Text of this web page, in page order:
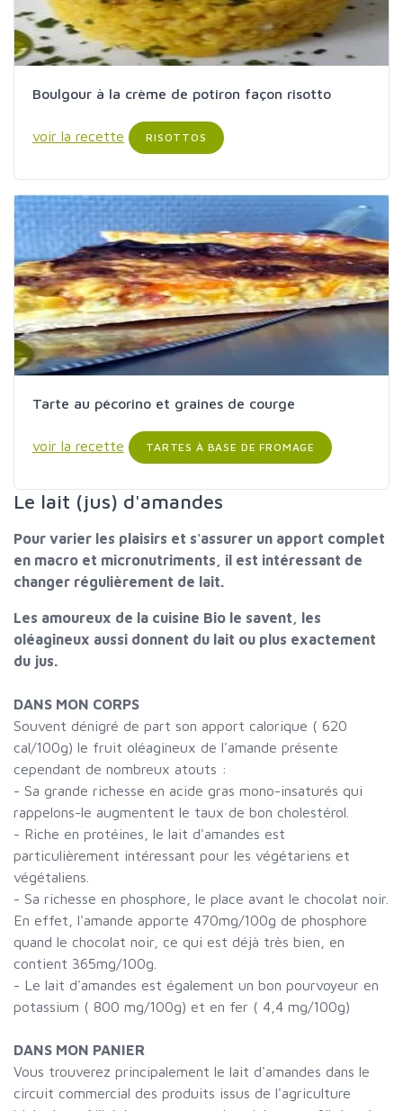
Boulgour à la crème de potiron façon risotto
voir la recette RISOTTOS
Tarte au pécorino et graines de courge
voir la recette TARTES À BASE DE FROMAGE
Le lait (jus) d'amandes
Pour varier les plaisirs et s'assurer un apport complet
en macro et micronutriments, il est intéressant de
changer régulièrement de lait.
Les amoureux de la cuisine Bio le savent, les
oléagineux aussi donnent du lait ou plus exactement
du jus.
DANS MON CORPS
Souvent dénigré de part son apport calorique ( 620
cal/100g) le fruit oléagineux de l'amande présente
cependant de nombreux atouts :
- Sa grande richesse en acide gras mono-insaturés qui
rappelons-le augmentent le taux de bon cholestérol.
- Riche en protéines, le lait d'amandes est
particulièrement intéressant pour les végétariens et
végétaliens.
- Sa richesse en phosphore, le place avant le chocolat noir.
En effet, l'amande apporte 470mg/100g de phosphore
quand le chocolat noir, ce qui est déjà très bien, en
contient 365mg/100g.
- Le lait d'amandes est également un bon pourvoyeur en
potassium ( 800 mg/100g) et en fer ( 4,4 mg/100g)
DANS MON PANIER
Vous trouverez principalement le lait d'amandes dans le
circuit commercial des produits issus de l'agriculture